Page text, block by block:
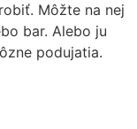
Môžte na nej
bar. Alebo ju
podujatia.